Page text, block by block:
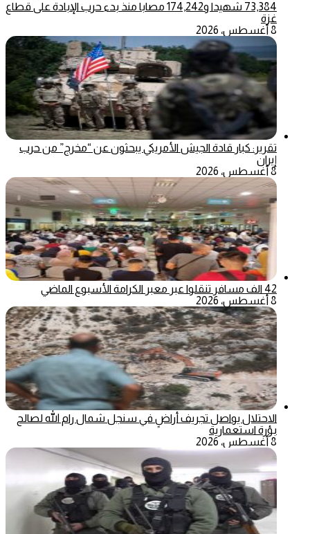
73,384 شهيدا و174,242 مصابا منذ بدء حرب الإبادة على قطاع
غزة
8 أغسطس، 2026
تقرير: كبار قادة الجيش الأمريكي يبحثون عن “مخرج” من حرب
إيران
8 أغسطس، 2026
42 الف مسافر تنقلوا عبر معبر الكرامة الأسبوع الماضي
8 أغسطس، 2026
الاحتلال يواصل تجريف أراضٍ في سنجل شمال رام الله لصالح
بؤرة استعمارية
8 أغسطس، 2026